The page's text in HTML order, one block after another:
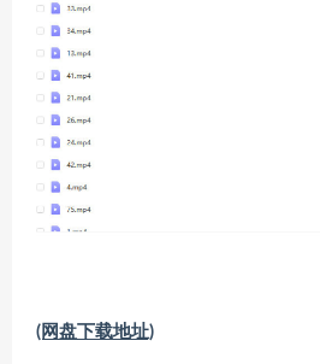
(网盘下载地址)